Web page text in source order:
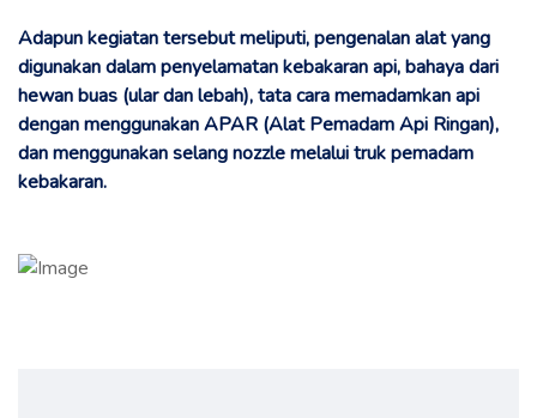
Adapun kegiatan tersebut meliputi, pengenalan alat yang
digunakan dalam penyelamatan kebakaran api, bahaya dari
hewan buas (ular dan lebah), tata cara memadamkan api
dengan menggunakan APAR (Alat Pemadam Api Ringan),
dan menggunakan selang nozzle melalui truk pemadam
kebakaran.